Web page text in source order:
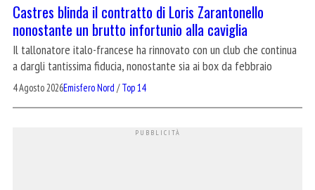
Castres blinda il contratto di Loris Zarantonello
nonostante un brutto infortunio alla caviglia
Il tallonatore italo-francese ha rinnovato con un club che continua
a dargli tantissima fiducia, nonostante sia ai box da febbraio
4 Agosto 2026Emisfero Nord /Top 14